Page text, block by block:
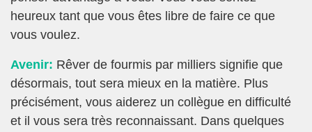
heureux tant que vous êtes libre de faire ce que
vous voulez.
Avenir: Rêver de fourmis par milliers signifie que
désormais, tout sera mieux en la matière. Plus
précisément, vous aiderez un collègue en difficulté
et il vous sera très reconnaissant. Dans quelques